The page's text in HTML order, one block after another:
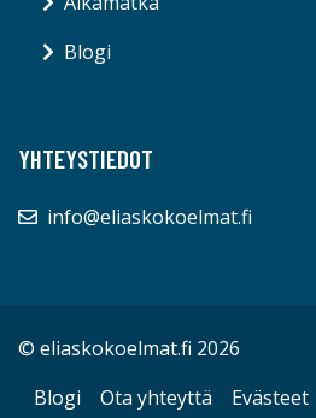
Blogi
YHTEYSTIEDOT
info@eliaskokoelmat.fi
© eliaskokoelmat.fi 2026
Blogi
Ota yhteyttä Evästeet